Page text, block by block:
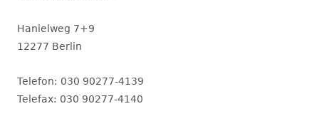
Hanielweg 7+9
12277 Berlin
Telefon: 030 90277-4139
Telefax: 030 90277-4140